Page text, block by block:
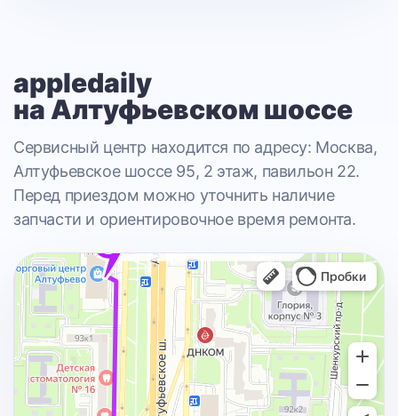
appledaily
на Алтуфьевском шоссе
Сервисный центр находится по адресу: Москва,
Алтуфьевское шоссе 95, 2 этаж, павильон 22.
Перед приездом можно уточнить наличие
запчасти и ориентировочное время ремонта.